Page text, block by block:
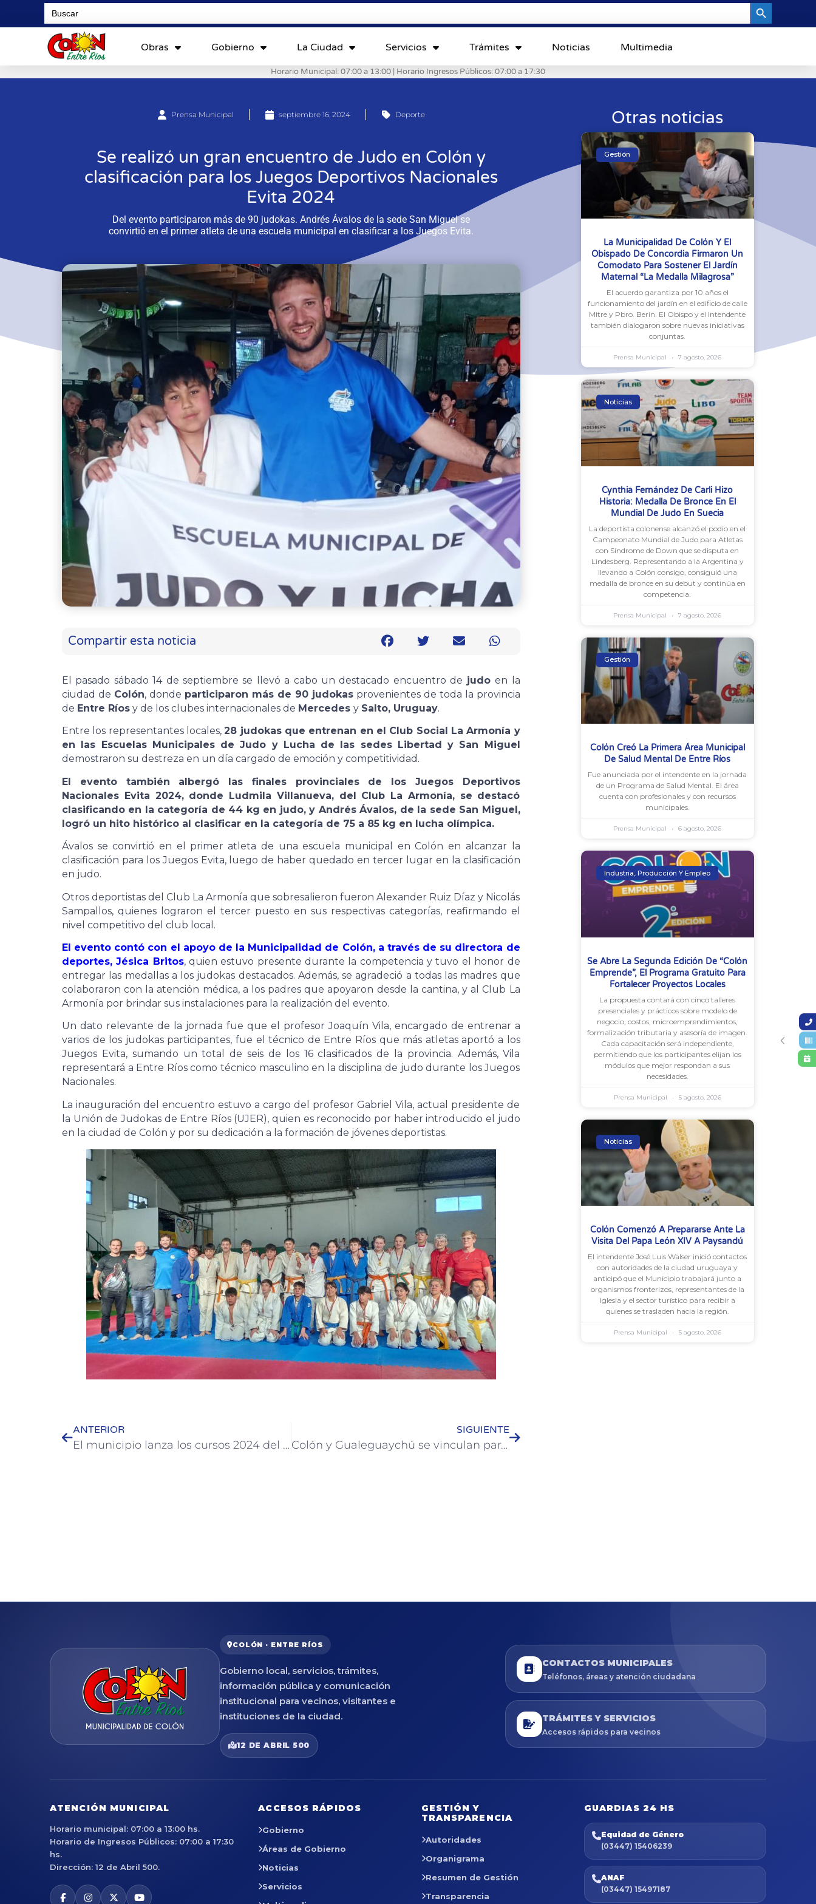
Search
for:
Obras Gobierno La Ciudad Servicios Trámites Noticias Multimedia
Horario Municipal: 07:00 a 13:00 | Horario Ingresos Públicos: 07:00 a 17:30
Prensa Municipal septiembre 16, 2024 Deporte
Se realizó un gran encuentro de Judo en Colón y
clasificación para los Juegos Deportivos Nacionales
Evita 2024
Del evento participaron más de 90 judokas. Andrés Ávalos de la sede San Miguel se
convirtió en el primer atleta de una escuela municipal en clasificar a los Juegos Evita.
Compartir esta noticia
El pasado sábado 14 de septiembre se llevó a cabo un destacado encuentro de judoen la
ciudad de Colón, donde participaron más de 90 judokasprovenientes de toda la provincia
de Entre Ríos y de los clubes internacionales de Mercedes y Salto, Uruguay.
Entre los representantes locales,28 judokas que entrenan en el Club Social La Armonía y
en las Escuelas Municipales de Judo y Lucha de las sedes Libertad y San Miguel
demostraron su destreza en un día cargado de emoción y competitividad.
El evento también albergó las finales provinciales de los Juegos Deportivos
Nacionales Evita 2024, donde Ludmila Villanueva, del Club La Armonía, se destacó
clasificando en la categoría de 44 kg en judo, y Andrés Ávalos, de la sede San Miguel,
logró un hito histórico al clasificar en la categoría de 75 a 85 kg en lucha olímpica.
Ávalos se convirtió en el primer atleta de una escuela municipal en Colón en alcanzar la
clasificación para los Juegos Evita, luego de haber quedado en tercer lugar en la clasificación
en judo.
Otros deportistas del Club La Armonía que sobresalieron fueron Alexander Ruiz Díaz y Nicolás
Sampallos, quienes lograron el tercer puesto en sus respectivas categorías, reafirmando el
nivel competitivo del club local.
El evento contó con el apoyo de la Municipalidad de Colón, a través de su directora de
deportes, Jésica Britos, quien estuvo presente durante la competencia y tuvo el honor de
entregar las medallas a los judokas destacados. Además, se agradeció a todas las madres que
colaboraron con la atención médica, a los padres que apoyaron desde la cantina, y al Club La
Armonía por brindar sus instalaciones para la realización del evento.
Un dato relevante de la jornada fue que el profesor Joaquín Vila, encargado de entrenar a
varios de los judokas participantes, fue el técnico de Entre Ríos que más atletas aportó a los
Juegos Evita, sumando un total de seis de los 16 clasificados de la provincia. Además, Vila
representará a Entre Ríos como técnico masculino en la disciplina de judo durante los Juegos
Nacionales.
La inauguración del encuentro estuvo a cargo del profesor Gabriel Vila, actual presidente de
la Unión de Judokas de Entre Ríos (UJER), quien es reconocido por haber introducido el judo
en la ciudad de Colón y por su dedicación a la formación de jóvenes deportistas.
ANTERIOR
El municipio lanza los cursos 2024 del Programa “Oficios del Futuro”
SIGUIENTE
Colón y Gualeguaychú se vinculan para potenciar los destinos
Otras noticias
Gestión
La Municipalidad De Colón Y El
Obispado De Concordia Firmaron Un
Comodato Para Sostener El Jardín
Maternal “La Medalla Milagrosa”
El acuerdo garantiza por 10 años el
funcionamiento del jardín en el edificio de calle
Mitre y Pbro. Berin. El Obispo y el Intendente
también dialogaron sobre nuevas iniciativas
conjuntas.
Prensa Municipal 7 agosto, 2026
Noticias
Cynthia Fernández De Carli Hizo
Historia: Medalla De Bronce En El
Mundial De Judo En Suecia
La deportista colonense alcanzó el podio en el
Campeonato Mundial de Judo para Atletas
con Síndrome de Down que se disputa en
Lindesberg. Representando a la Argentina y
llevando a Colón consigo, consiguió una
medalla de bronce en su debut y continúa en
competencia.
Prensa Municipal 7 agosto, 2026
Gestión
Colón Creó La Primera Área Municipal
De Salud Mental De Entre Ríos
Fue anunciada por el intendente en la jornada
de un Programa de Salud Mental. El área
cuenta con profesionales y con recursos
municipales.
Prensa Municipal 6 agosto, 2026
Industria, Producción Y Empleo
Se Abre La Segunda Edición De “Colón
Emprende”, El Programa Gratuito Para
Fortalecer Proyectos Locales
La propuesta contará con cinco talleres
presenciales y prácticos sobre modelo de
negocio, costos, microemprendimientos,
formalización tributaria y asesoría de imagen.
Cada capacitación será independiente,
permitiendo que los participantes elijan los
módulos que mejor respondan a sus
necesidades.
Prensa Municipal 5 agosto, 2026
Noticias
Colón Comenzó A Prepararse Ante La
Visita Del Papa León XIV A Paysandú
El intendente José Luis Walser inició contactos
con autoridades de la ciudad uruguaya y
anticipó que el Municipio trabajará junto a
organismos fronterizos, representantes de la
Iglesia y el sector turístico para recibir a
quienes se trasladen hacia la región.
Prensa Municipal 5 agosto, 2026
COLÓN · ENTRE RÍOS
Gobierno local, servicios, trámites,
información pública y comunicación
institucional para vecinos, visitantes e
instituciones de la ciudad.
12 DE ABRIL 500
CONTACTOS MUNICIPALES
Teléfonos, áreas y atención ciudadana
TRÁMITES Y SERVICIOS
Accesos rápidos para vecinos
ATENCIÓN MUNICIPAL
Horario municipal: 07:00 a 13:00 hs.
Horario de Ingresos Públicos: 07:00 a 17:30
hs.
Dirección: 12 de Abril 500.
ACCESOS RÁPIDOS
Gobierno
Áreas de Gobierno
Noticias
Servicios
GESTIÓN Y
TRANSPARENCIA
Autoridades
Organigrama
Resumen de Gestión
Transparencia
GUARDIAS 24 HS
Equidad de Género
(03447) 15406239
ANAF
(03447) 15497187